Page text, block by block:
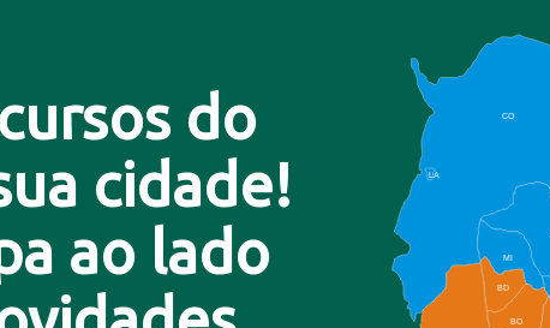
do
cidade!
ao lado
CO
MI
BD
BO
LA